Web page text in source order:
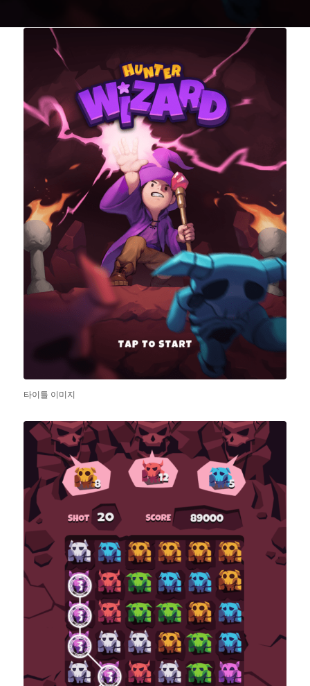
타이틀 이미지